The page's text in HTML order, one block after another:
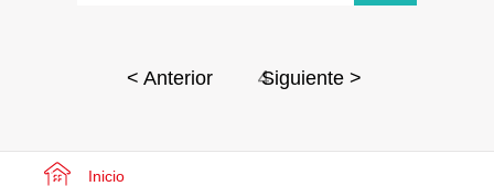
< Anterior 4
Siguiente >
Inicio